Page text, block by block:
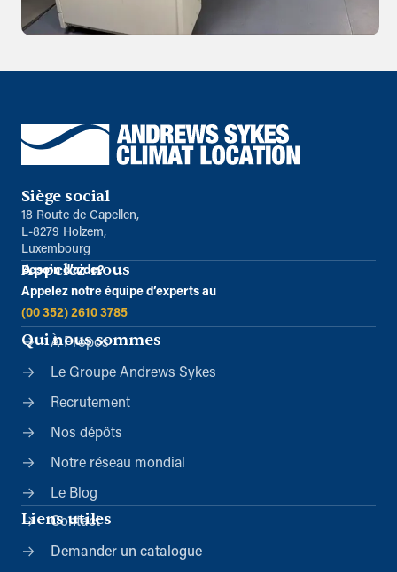
Siège social
18 Route de Capellen,
L-8279 Holzem,
Luxembourg
Appelez-nous
Besoin d’aide?
Appelez notre équipe d’experts au
(00 352) 2610 3785
Qui nous sommes
À Propos
Le Groupe Andrews Sykes
Recrutement
Nos dépôts
Notre réseau mondial
Le Blog
Liens utiles
Contact
Demander un catalogue